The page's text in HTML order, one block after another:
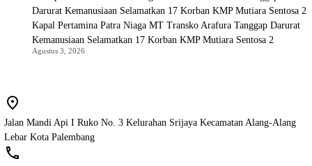
Kapal Pertamina Patra Niaga MT Transko Arafura Tanggap Darurat
Kemanusiaan Selamatkan 17 Korban KMP Mutiara Sentosa 2
Agustus 3, 2026
Jalan Mandi Api I Ruko No. 3 Kelurahan Srijaya Kecamatan Alang-Alang
Lebar Kota Palembang